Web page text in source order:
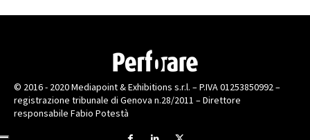
© 2016 - 2020 Mediapoint & Exhibitions s.r.l. – P.IVA 01253850992 –
registrazione tribunale di Genova n.28/2011 – Direttore
responsabile Fabio Potestà